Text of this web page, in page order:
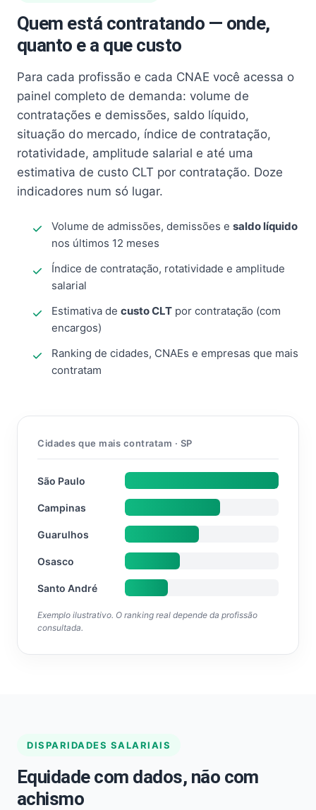
Quem está contratando — onde,
quanto e a que custo
Para cada profissão e cada CNAE você acessa o
painel completo de demanda: volume de
contratações e demissões, saldo líquido,
situação do mercado, índice de contratação,
rotatividade, amplitude salarial e até uma
estimativa de custo CLT por contratação. Doze
indicadores num só lugar.
Volume de admissões, demissões e saldo líquido
nos últimos 12 meses
Índice de contratação, rotatividade e amplitude
salarial
Estimativa de custo CLT por contratação (com
encargos)
Ranking de cidades, CNAEs e empresas que mais
contratam
Cidades que mais contratam · SP
São Paulo
Campinas
Guarulhos
Osasco
Santo André
Exemplo ilustrativo. O ranking real depende da profissão
consultada.
DISPARIDADES SALARIAIS
Equidade com dados, não com
achismo